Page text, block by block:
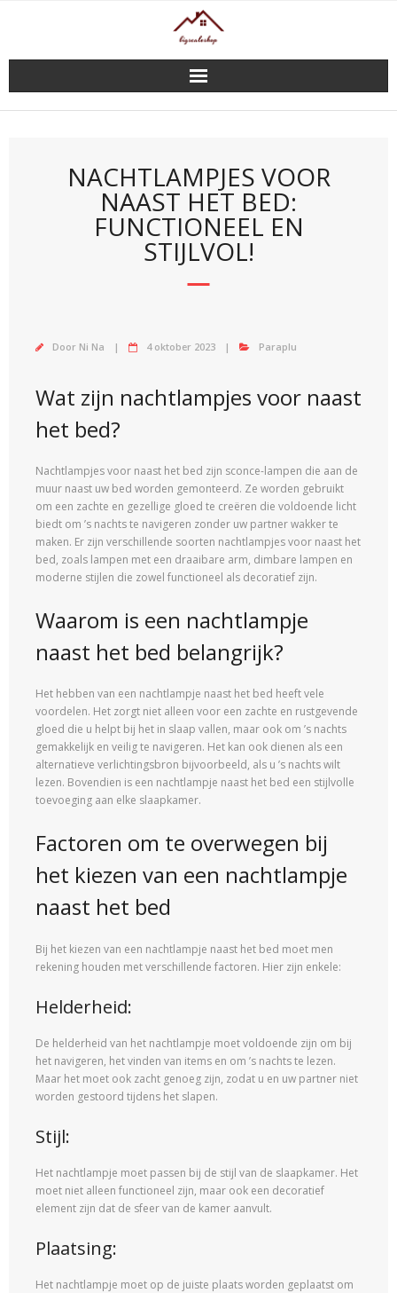
NACHTLAMPJES VOOR
NAAST HET BED:
FUNCTIONEEL EN
STIJLVOL!
Door Ni Na 4 oktober 2023 Paraplu
Wat zijn nachtlampjes voor naast
het bed?
Nachtlampjes voor naast het bed zijn sconce-lampen die aan de
muur naast uw bed worden gemonteerd. Ze worden gebruikt
om een ​​zachte en gezellige gloed te creëren die voldoende licht
biedt om ’s nachts te navigeren zonder uw partner wakker te
maken. Er zijn verschillende soorten nachtlampjes voor naast het
bed, zoals lampen met een draaibare arm, dimbare lampen en
moderne stijlen die zowel functioneel als decoratief zijn.
Waarom is een nachtlampje
naast het bed belangrijk?
Het hebben van een nachtlampje naast het bed heeft vele
voordelen. Het zorgt niet alleen voor een zachte en rustgevende
gloed die u helpt bij het in slaap vallen, maar ook om ’s nachts
gemakkelijk en veilig te navigeren. Het kan ook dienen als een
alternatieve verlichtingsbron bijvoorbeeld, als u ’s nachts wilt
lezen. Bovendien is een nachtlampje naast het bed een stijlvolle
toevoeging aan elke slaapkamer.
Factoren om te overwegen bij
het kiezen van een nachtlampje
naast het bed
Bij het kiezen van een nachtlampje naast het bed moet men
rekening houden met verschillende factoren. Hier zijn enkele:
Helderheid:
De helderheid van het nachtlampje moet voldoende zijn om bij
het navigeren, het vinden van items en om ’s nachts te lezen.
Maar het moet ook zacht genoeg zijn, zodat u en uw partner niet
worden gestoord tijdens het slapen.
Stijl:
Het nachtlampje moet passen bij de stijl van de slaapkamer. Het
moet niet alleen functioneel zijn, maar ook een decoratief
element zijn dat de sfeer van de kamer aanvult.
Plaatsing:
Het nachtlampje moet op de juiste plaats worden geplaatst om